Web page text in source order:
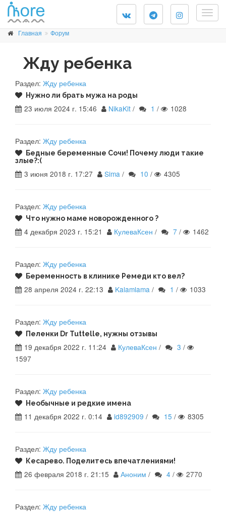
Главная Форум
Жду ребенка
Раздел: Жду ребенка
Нужно ли брать мужа на роды
23 июля 2024 г. 15:46 NikaKit / 1 / 1028
Раздел: Жду ребенка
Бедные беременные Сочи! Почему люди такие
злые?:(
3 июня 2018 г. 17:27 Sima / 10 / 4305
Раздел: Жду ребенка
Что нужно маме новорожденного ?
4 декабря 2023 г. 15:21 КулеваКсен / 7 / 1462
Раздел: Жду ребенка
Беременность в клинике Ремеди кто вел?
28 апреля 2024 г. 22:13 Kalamlama / 1 / 1033
Раздел: Жду ребенка
Пеленки Dr Tuttelle, нужны отзывы
19 декабря 2022 г. 11:24 КулеваКсен / 3 /
1597
Раздел: Жду ребенка
Необычные и редкие имена
11 декабря 2022 г. 0:14 id892909 / 15 / 8305
Раздел: Жду ребенка
Кесарево. Поделитесь впечатлениями!
26 февраля 2018 г. 21:15 Аноним / 4 / 2770
Раздел: Жду ребенка